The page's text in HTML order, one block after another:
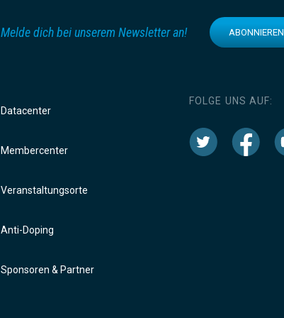
Melde dich bei unserem Newsletter an! ABONNIEREN
Datacenter
Membercenter
Veranstaltungsorte
Anti-Doping
Sponsoren & Partner
FOLGE UNS AUF: